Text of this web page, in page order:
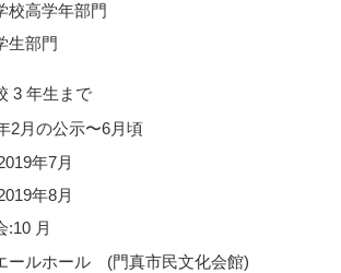
高学年部門
3 年生まで
2月の公示〜6月頃
年7月
年8月
:10 月
ールホール (門真市民文化会館)